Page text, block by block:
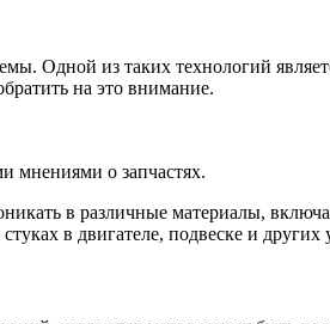
Одной из таких технологий
на это внимание.
мнениями о запчастях.
в различные материалы,
в двигателе, подвеске и других